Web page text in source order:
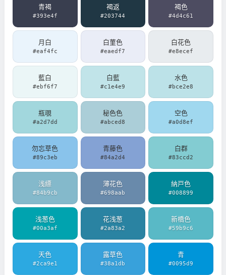
青褐
#393e4f
褐返
#203744
褐色
#4d4c61
月白
#eaf4fc
白菫色
#eaedf7
白花色
#e8ecef
藍白
#ebf6f7
白藍
#c1e4e9
水色
#bce2e8
瓶覗
#a2d7dd
秘色色
#abced8
空色
#a0d8ef
勿忘草色
#89c3eb
青藤色
#84a2d4
白群
#83ccd2
浅縹
#84b9cb
薄花色
#698aab
納戸色
#008899
浅葱色
#00a3af
花浅葱
#2a83a2
新橋色
#59b9c6
天色
#2ca9e1
露草色
#38a1db
青
#0095d9